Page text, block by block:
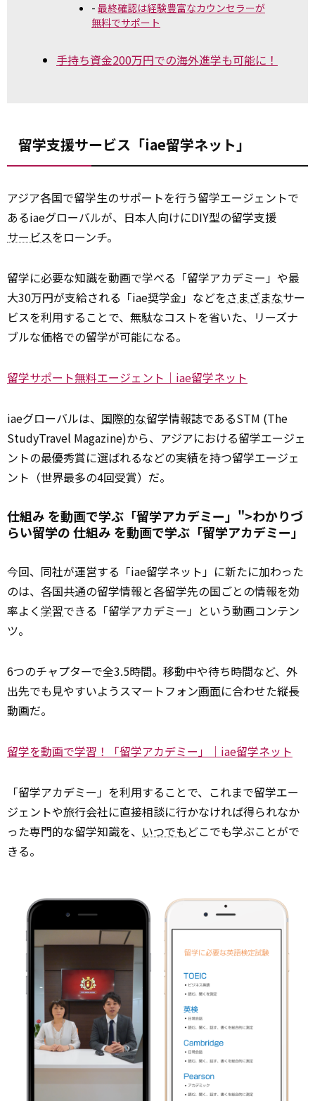
最終確認は経験豊富なカウンセラーが
無料でサポート
手持ち資金200万円での海外進学も可能に！
留学支援サービス「iae留学ネット」
アジア各国で留学生のサポートを行う留学エージェントで
あるiaeグローバルが、日本人向けにDIY型の留学支援
サービスをローンチ。
留学に必要な知識を動画で学べる「留学アカデミー」や最
大30万円が支給される「iae奨学金」などをさまざまなサー
ビスを利用することで、無駄なコストを省いた、リーズナ
ブルな価格での留学が可能になる。
留学サポート無料エージェント｜iae留学ネット
iaeグローバルは、 国際的な留学情報誌であるSTM (The
StudyTravel Magazine)から、アジアにおける留学エージェ
ントの最優秀賞に選ばれるなどの実績を持つ留学エージェ
ント（世界最多の4回受賞）だ。
仕組み を動画で学ぶ「留学アカデミー」">わかりづ
らい留学の仕組み を動画で学ぶ「留学アカデミー」
今回、同社が運営する「iae留学ネット」に新たに加わった
のは、各国共通の留学情報と各留学先の国ごとの情報を効
率よく学習できる「留学アカデミー」という動画コンテン
ツ。
6つのチャプターで全3.5時間。移動中や待ち時間など、外
出先でも見やすいようスマートフォン画面に合わせた縦長
動画だ。
留学を動画で学習！「留学アカデミー」｜iae留学ネット
「留学アカデミー」を利用することで、これまで留学エー
ジェントや旅行会社に直接相談に行かなければ得られなか
った専門的な留学知識を、 いつでも どこでも学ぶことがで
きる。